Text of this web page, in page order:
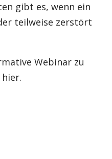
gibt es, wenn ein
teilweise zerstört
Webinar zu